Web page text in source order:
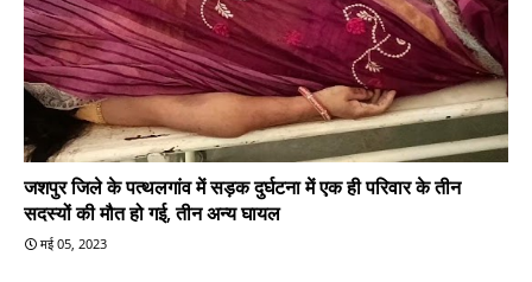
जशपुर जिले के पत्थलगांव में सड़क दुर्घटना में एक ही परिवार के तीन
सदस्यों की मौत हो गई, तीन अन्य घायल
मई 05, 2023